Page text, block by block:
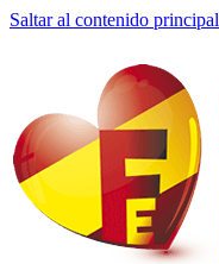
Saltar al contenido principal